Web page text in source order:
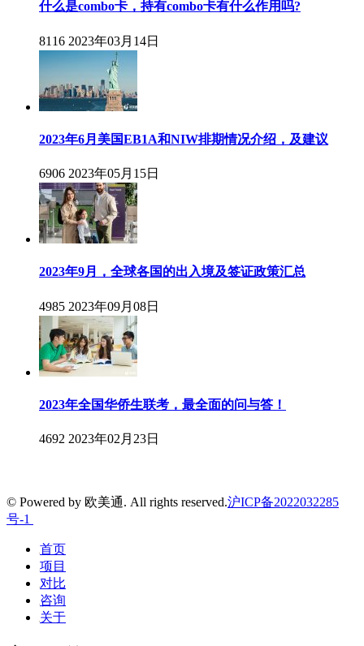
什么是combo卡，持有combo卡有什么作用吗?
8116 2023年03月14日
2023年6月美国EB1A和NIW排期情况介绍，及建议
6906 2023年05月15日
2023年9月，全球各国的出入境及签证政策汇总
4985 2023年09月08日
2023年全国华侨生联考，最全面的问与答！
4692 2023年02月23日
© Powered by 欧美通. All rights reserved.沪ICP备2022032285
号-1
首页
项目
对比
咨询
关于